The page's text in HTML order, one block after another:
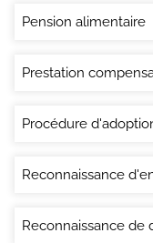
Pension alimentaire
Prestation
Procédure
Reconnaissance
Reconnaissance de